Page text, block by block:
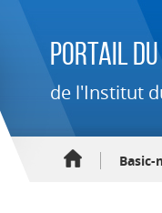
Portail du
de l'Institut